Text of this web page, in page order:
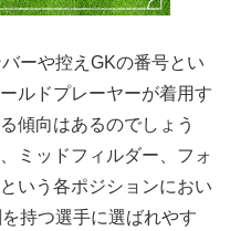
ーや控えGKの番号とい
ルドプレーヤーが着用す
傾向はあるのでしょう
ミッドフィルダー、フォ
いう各ポジションにおい
持つ選手に選ばれやす